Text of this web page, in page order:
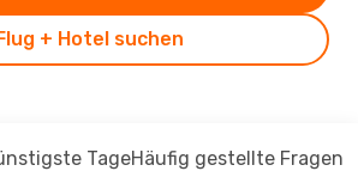
+ Hotel suchen
TageHäufig gestellte Fragen